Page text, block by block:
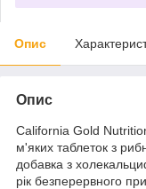
Опис
Опис
California Gold
м'яких таблеток з
добавка з
рік безперервного